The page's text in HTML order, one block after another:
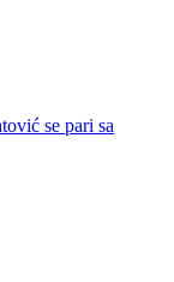
se pari sa